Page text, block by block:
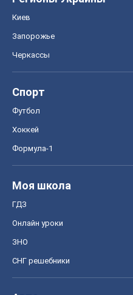
Киев
Запорожье
Черкассы
Спорт
Футбол
Хоккей
Формула-1
Моя школа
ГДЗ
Онлайн уроки
ЗНО
СНГ решебники